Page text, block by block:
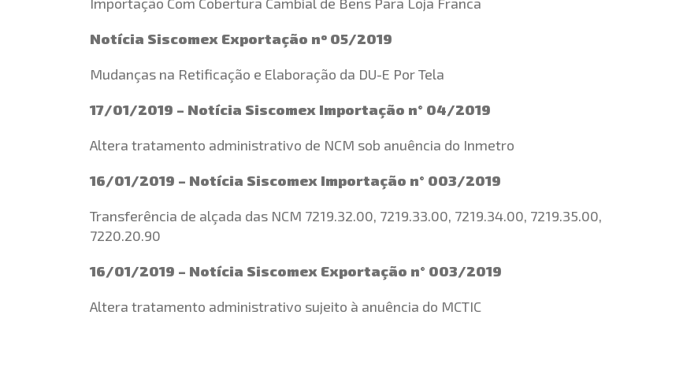
Notícia Siscomex Exportação nº 05/2019
Mudanças na Retificação e Elaboração da DU-E Por Tela
17/01/2019 – Notícia Siscomex Importação n° 04/2019
Altera tratamento administrativo de NCM sob anuência do Inmetro
16/01/2019 – Notícia Siscomex Importação n° 003/2019
Transferência de alçada das NCM 7219.32.00, 7219.33.00, 7219.34.00, 7219.35.00,
7220.20.90
16/01/2019 – Notícia Siscomex Exportação n° 003/2019
Altera tratamento administrativo sujeito à anuência do MCTIC